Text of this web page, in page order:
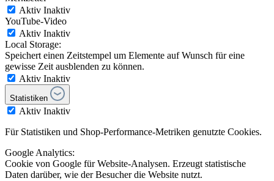
Aktiv Inaktiv
YouTube-Video
Aktiv Inaktiv
Local Storage:
Speichert einen Zeitstempel um Elemente auf Wunsch für eine
gewisse Zeit ausblenden zu können.
Aktiv Inaktiv
Statistiken
Aktiv Inaktiv
Für Statistiken und Shop-Performance-Metriken genutzte Cookies.
Google Analytics:
Cookie von Google für Website-Analysen. Erzeugt statistische
Daten darüber, wie der Besucher die Website nutzt.